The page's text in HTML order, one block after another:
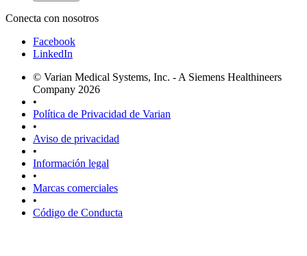
Conecta con nosotros
Facebook
LinkedIn
© Varian Medical Systems, Inc. - A Siemens Healthineers
Company 2026
•
Política de Privacidad de Varian
•
Aviso de privacidad
•
Información legal
•
Marcas comerciales
•
Código de Conducta